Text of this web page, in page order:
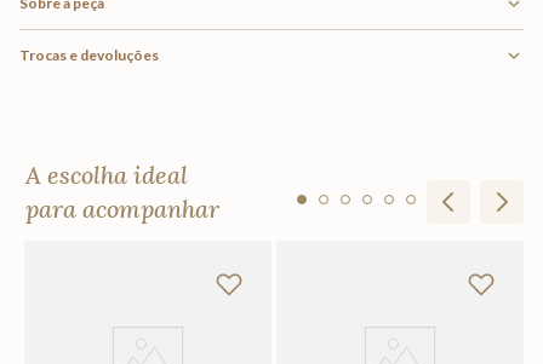
Trocas e devoluções
A escolha ideal
para acompanhar